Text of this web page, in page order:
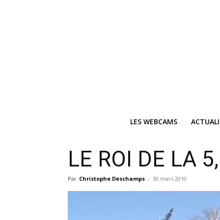
LES WEBCAMS
LE ROI DE LA
Par Christophe Deschamps - 30 mars 2010